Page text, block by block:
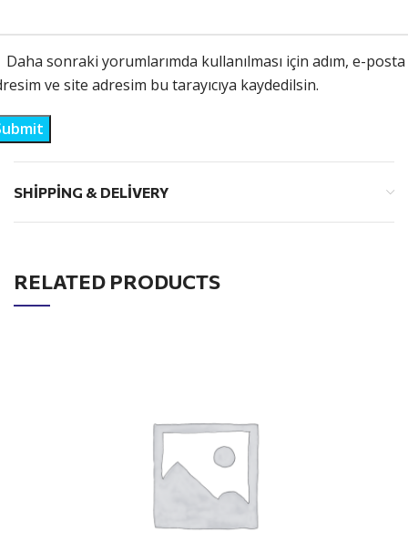
Daha sonraki yorumlarımda kullanılması için adım, e-posta
ve site adresim bu tarayıcıya kaydedilsin.
SHIPPING & DELIVERY
RELATED PRODUCTS